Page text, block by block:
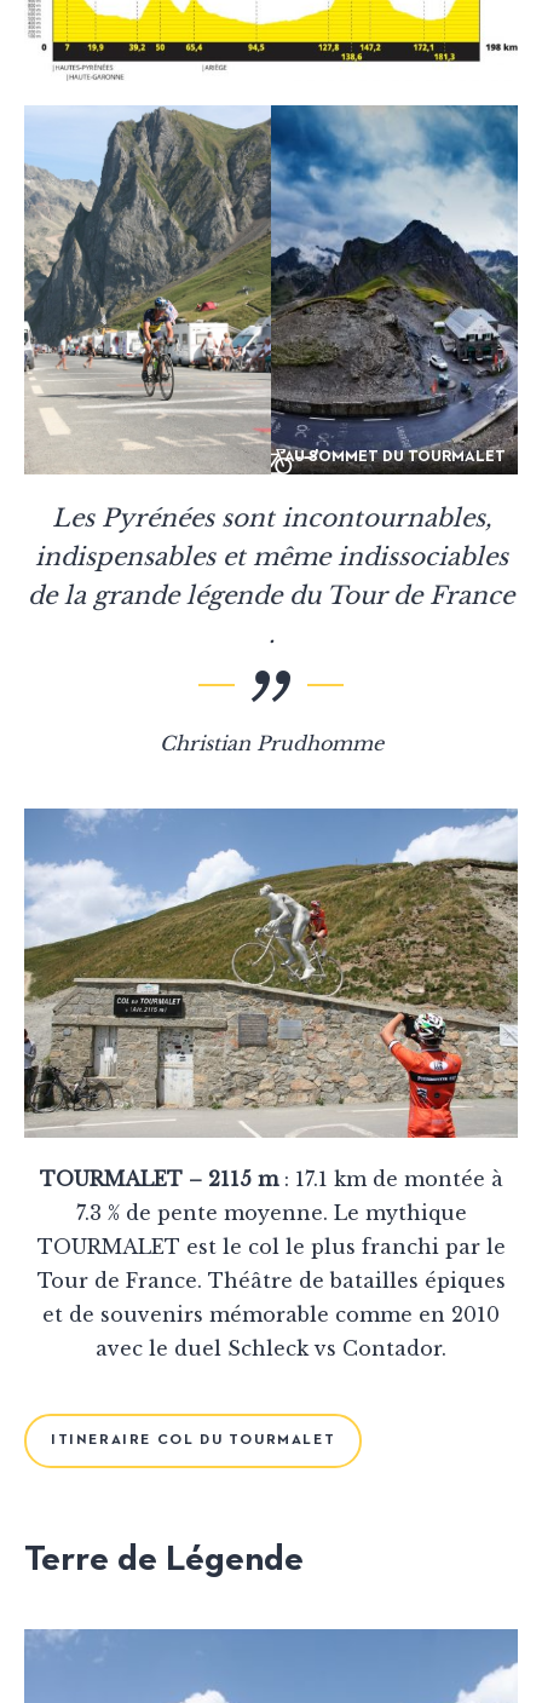
AU SOMMET DU TOURMALET
Les Pyrénées sont incontournables,
indispensables et même indissociables
de la grande légende du Tour de France
.
Christian Prudhomme
TOURMALET – 2115 m: 17.1 km de montée à
7.3 % de pente moyenne. Le mythique
TOURMALET est le col le plus franchi par le
Tour de France. Théâtre de batailles épiques
et de souvenirs mémorable comme en 2010
avec le duel Schleck vs Contador.
ITINERAIRE COL DU TOURMALET
Terre de Légende